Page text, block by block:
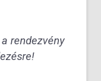
rendezvény